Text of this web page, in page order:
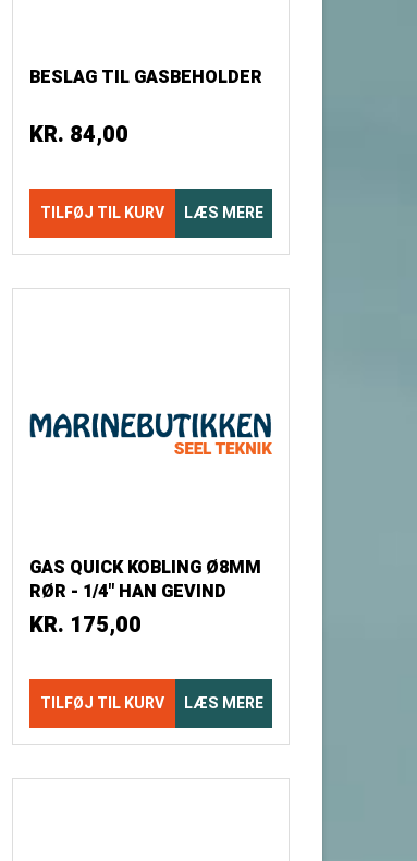
BESLAG TIL GASBEHOLDER
KR. 84,00
TILFØJ TIL KURV LÆS MERE
GAS QUICK KOBLING Ø8MM
RØR - 1/4" HAN GEVIND
BLISTER
KR. 175,00
TILFØJ TIL KURV LÆS MERE